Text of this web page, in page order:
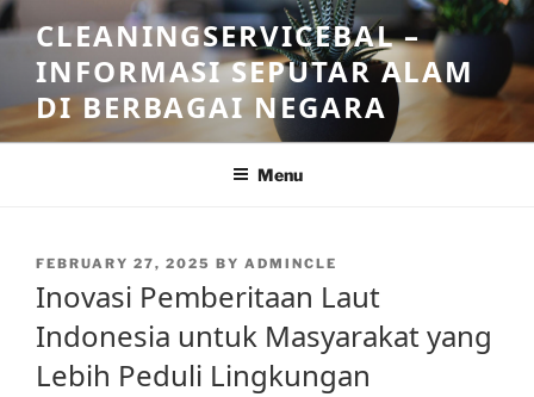
Skip
to
content
CLEANINGSERVICEBAL –
INFORMASI SEPUTAR ALAM
DI BERBAGAI NEGARA
Menu
POSTED
FEBRUARY 27, 2025 BY ADMINCLE
Inovasi Pemberitaan Laut
Indonesia untuk Masyarakat yang
Lebih Peduli Lingkungan